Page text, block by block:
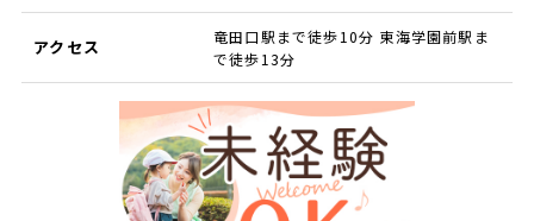
アクセス
竜田口駅まで徒歩10分 東海学園前駅ま
で徒歩13分